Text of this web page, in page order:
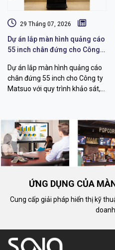
29 Tháng 07, 2026
Dự án lắp màn hình quảng cáo
55 inch chân đứng cho Công
Dự án lắp màn hình quảng cáo
chân đứng 55 inch cho Công ty
Matsuo với quy trình khảo sát,
nghiệp.
<
ỨNG DỤNG CỦA
Cung cấp giải pháp hiển thị kỹ